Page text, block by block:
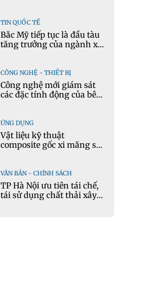
TIN QUỐC TẾ
Bắc Mỹ tiếp tục là đầu tàu
tăng trưởng của ngành xi
CÔNG NGHỆ - THIẾT BỊ
Công nghệ mới giám sát
các đặc tính động của bê
ỨNG DỤNG
Vật liệu kỹ thuật
composite gốc xi măng sử
trong xây dựng hạ tầng
giao thông
VĂN BẢN - CHÍNH SÁCH
TP Hà Nội ưu tiên tái chế,
tái sử dụng chất thải xây